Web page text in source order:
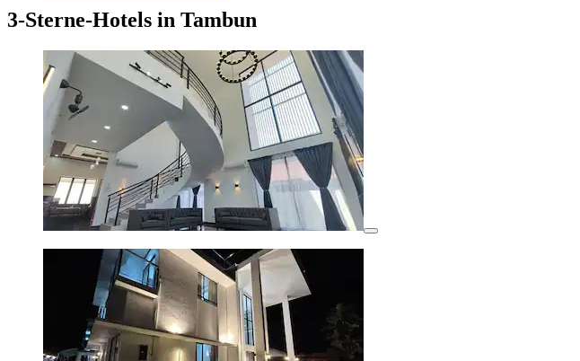
3-Sterne-Hotels in Tambun